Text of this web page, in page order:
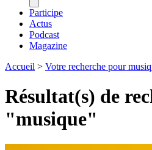
Participe
Actus
Podcast
Magazine
Accueil > Votre recherche pour
Résultat(s) de
"musique"